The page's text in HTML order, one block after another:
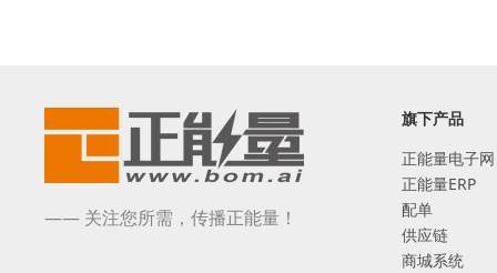
—— 关注您所需，传播正能量！
旗下产品
正能量电子网
正能量ERP
配单
供应链
商城系统